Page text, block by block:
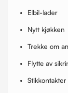
Elbil-lader
Nytt kjøkken
Trekke om
Flytte av
Stikkontakter